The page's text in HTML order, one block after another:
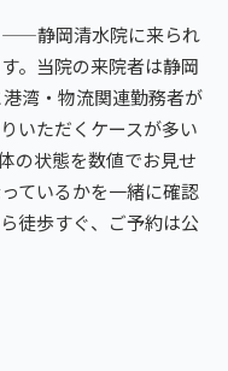
——静岡清水院に来られ
。当院の来院者は静岡
湾・物流関連勤務者が
いただくケースが多い
の状態を数値でお見せ
ているかを一緒に確認
徒歩すぐ、ご予約は公